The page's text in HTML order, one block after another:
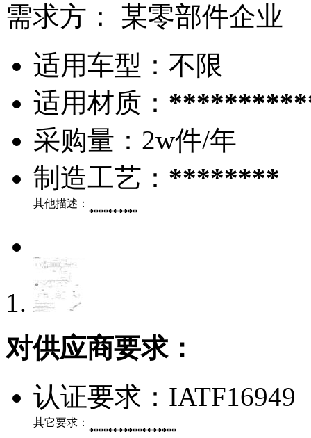
需求方：
某零部件企业
适用车型： 不限
适用材质：
采购量： 2w件/年
制造工艺： ********
其他描述：
**********
对供应商要求：
认证要求： IATF16949
其它要求：
******************